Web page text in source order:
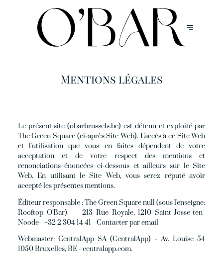
Mentions légales
Le présent site (obarbrussels.be) est détenu et exploité par
The Green Square (ci-après Site Web). L'accès à ce Site Web
et l'utilisation que vous en faites dépendent de votre
acceptation et de votre respect des mentions et
renonciations énoncées ci-dessous et ailleurs sur le Site
Web. En utilisant le Site Web, vous serez réputé avoir
accepté les présentes mentions.
Éditeur responsable :The Green Square null (sous l'enseigne:
Rooftop O'Bar) - - 213 Rue Royale, 1210 Saint-Josse-ten-
Noode - +32 2 304 14 41 - Contacter par email
Webmaster:CentralApp SA (CentralApp) - Av. Louise 54
1050 Bruxelles, BE - centralapp.com.